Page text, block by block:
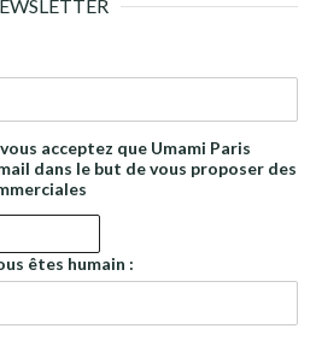
acceptez que Umami Paris
dans le but de vous proposer des
êtes humain :